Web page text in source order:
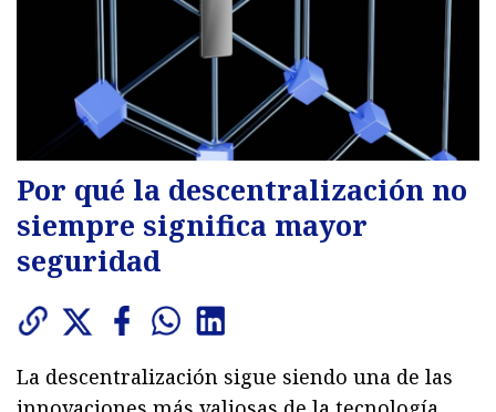
Por qué la descentralización no
siempre significa mayor
seguridad
La descentralización sigue siendo una de las